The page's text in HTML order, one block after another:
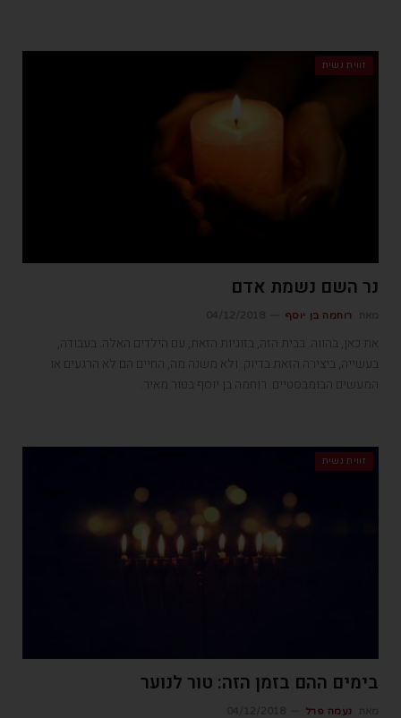
זווית נשית
נר השם נשמת אדם
רוחמה בן יוסף
את כאן, בהווה. בבית הזה, בזוגיות הזאת, עם הילדים האלה. בעבודה,
בעשייה, ביצירה הזאת בדיוק. ולא משנה מה, החיים הם לא הרגעים או
המעשים הבומבסטיים. רוחמה בן יוסף בטור מאיר.
זווית נשית
בימים ההם בזמן הזה: טור לנוער
נעמה פרל